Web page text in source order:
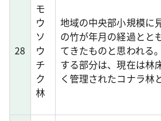
28
モ
ウ
ソ
ウ
チ
ク
林
地域の中央部小規模に
の竹が年月の経過とと
てきたものと思われる
する部分は、現在は林
く管理されたコナラ林